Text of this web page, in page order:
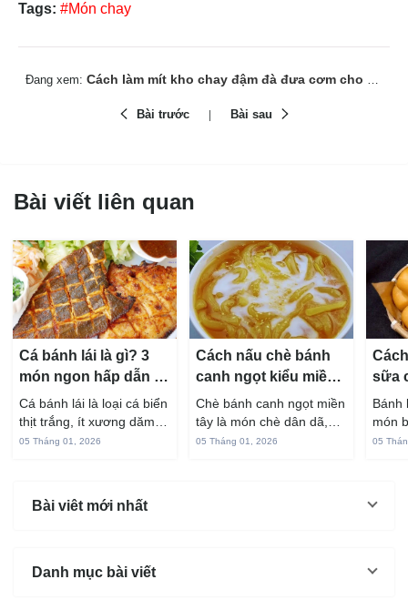
Tags: #Món chay
Đang xem: Cách làm mít kho chay đậm đà đưa cơm cho mâm cơm gia đình
Bài trước Bài sau
Bài viết liên quan
Cá bánh lái là gì? 3
món ngon hấp dẫn từ
cá bánh lái
Cá bánh lái là loại cá biển
thịt trắng, ít xương dăm,
vị ngọt và rất dễ ăn khi
thể...
05 Tháng 01, 2026
Cách nấu chè bánh
canh ngọt kiểu miền
Tây ngon chuẩn vị
Chè bánh canh ngọt miền
tây là món chè dân dã,
gắn liền với đời sống sinh
05 Tháng 01, 2026
sữa
hấp
Bánh
món
mùi
05
Bài viêt mới nhất
Danh mục bài viết